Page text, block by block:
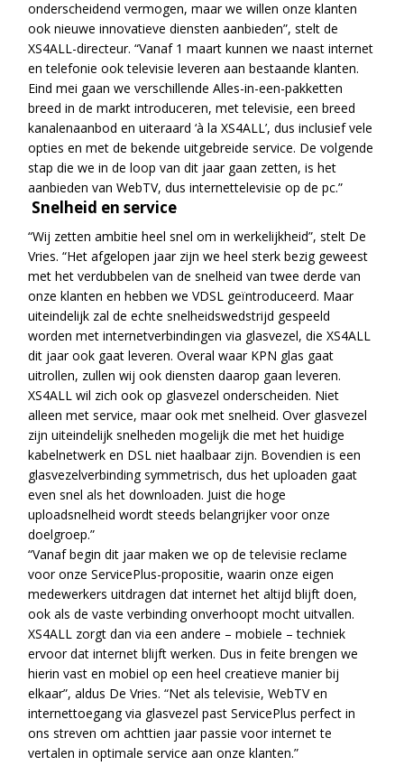
onderscheidend vermogen, maar we willen onze klanten
ook nieuwe innovatieve diensten aanbieden”, stelt de
XS4ALL-directeur. “Vanaf 1 maart kunnen we naast internet
en telefonie ook televisie leveren aan bestaande klanten.
Eind mei gaan we verschillende Alles-in-een-pakketten
breed in de markt introduceren, met televisie, een breed
kanalenaanbod en uiteraard ‘à la XS4ALL’, dus inclusief vele
opties en met de bekende uitgebreide service. De volgende
stap die we in de loop van dit jaar gaan zetten, is het
aanbieden van WebTV, dus internettelevisie op de pc.”
Snelheid en service
“Wij zetten ambitie heel snel om in werkelijkheid”, stelt De
Vries. “Het afgelopen jaar zijn we heel sterk bezig geweest
met het verdubbelen van de snelheid van twee derde van
onze klanten en hebben we VDSL geïntroduceerd. Maar
uiteindelijk zal de echte snelheidswedstrijd gespeeld
worden met internetverbindingen via glasvezel, die XS4ALL
dit jaar ook gaat leveren. Overal waar KPN glas gaat
uitrollen, zullen wij ook diensten daarop gaan leveren.
XS4ALL wil zich ook op glasvezel onderscheiden. Niet
alleen met service, maar ook met snelheid. Over glasvezel
zijn uiteindelijk snelheden mogelijk die met het huidige
kabelnetwerk en DSL niet haalbaar zijn. Bovendien is een
glasvezelverbinding symmetrisch, dus het uploaden gaat
even snel als het downloaden. Juist die hoge
uploadsnelheid wordt steeds belangrijker voor onze
doelgroep.”
“Vanaf begin dit jaar maken we op de televisie reclame
voor onze ServicePlus-propositie, waarin onze eigen
medewerkers uitdragen dat internet het altijd blijft doen,
ook als de vaste verbinding onverhoopt mocht uitvallen.
XS4ALL zorgt dan via een andere – mobiele – techniek
ervoor dat internet blijft werken. Dus in feite brengen we
hierin vast en mobiel op een heel creatieve manier bij
elkaar”, aldus De Vries. “Net als televisie, WebTV en
internettoegang via glasvezel past ServicePlus perfect in
ons streven om achttien jaar passie voor internet te
vertalen in optimale service aan onze klanten.”